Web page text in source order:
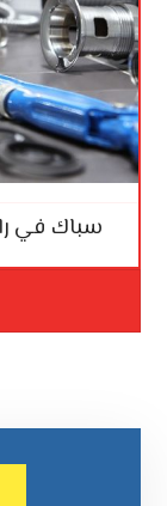
سباك في راس الخيمة